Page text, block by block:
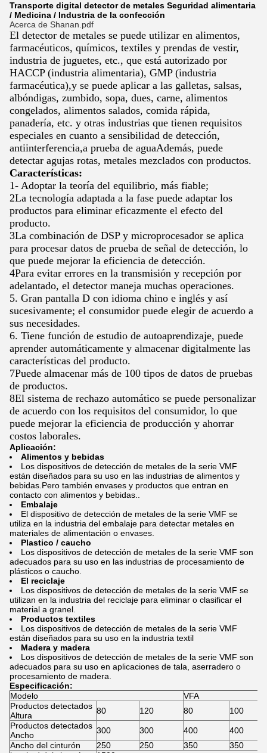
Transporte digital detector de metales Seguridad alimentaria
/ Medicina / Industria de la confección
Acerca de Shanan.pdf
El detector de metales se puede utilizar en alimentos,
farmacéuticos, químicos, textiles y prendas de vestir,
industria de juguetes, etc., que está autorizado por
HACCP (industria alimentaria), GMP (industria
farmacéutica),y se puede aplicar a las galletas, salsas,
albóndigas, zumbido, sopa, dues, carne, alimentos
congelados, alimentos salados, comida rápida,
panadería, etc. y otras industrias que tienen requisitos
especiales en cuanto a sensibilidad de detección,
antiinterferencia,a prueba de aguaAdemás, puede
detectar agujas rotas, metales mezclados con productos.
Características:
1- Adoptar la teoría del equilibrio, más fiable;
2La tecnología adaptada a la fase puede adaptar los
productos para eliminar eficazmente el efecto del
producto.
3La combinación de DSP y microprocesador se aplica
para procesar datos de prueba de señal de detección, lo
que puede mejorar la eficiencia de detección.
4Para evitar errores en la transmisión y recepción por
adelantado, el detector maneja muchas operaciones.
5. Gran pantalla D con idioma chino e inglés y así
sucesivamente; el consumidor puede elegir de acuerdo a
sus necesidades.
6. Tiene función de estudio de autoaprendizaje, puede
aprender automáticamente y almacenar digitalmente las
características del producto.
7Puede almacenar más de 100 tipos de datos de pruebas
de productos.
8El sistema de rechazo automático se puede personalizar
de acuerdo con los requisitos del consumidor, lo que
puede mejorar la eficiencia de producción y ahorrar
costos laborales.
Aplicación:
Alimentos y bebidas
Los dispositivos de detección de metales de la serie VMF
están diseñados para su uso en las industrias de alimentos y
bebidas.Pero también envases y productos que entran en
contacto con alimentos y bebidas..
Embalaje
El dispositivo de detección de metales de la serie VMF se
utiliza en la industria del embalaje para detectar metales en
materiales de alimentación o envases.
Plastico / caucho
Los dispositivos de detección de metales de la serie VMF son
adecuados para su uso en las industrias de procesamiento de
plásticos o caucho.
El reciclaje
Los dispositivos de detección de metales de la serie VMF se
utilizan en la industria del reciclaje para eliminar o clasificar el
material a granel.
Productos textiles
Los dispositivos de detección de metales de la serie VMF
están diseñados para su uso en la industria textil
Madera y madera
Los dispositivos de detección de metales de la serie VMF son
adecuados para su uso en aplicaciones de tala, aserradero o
procesamiento de madera.
Especificación:
Modelo
VFA
Productos detectados
Altura
80 120 80
100
Productos detectados
Ancho
300 300 400
400
Ancho del cinturón
250 250 350
350